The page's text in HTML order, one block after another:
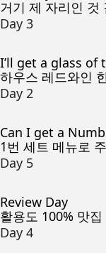
거기 제 자리인 것
Day 3
I’ll get a glass of
하우스 레드와인
Day 2
Can I get a
1번 세트 메뉴로
Day 5
Review Day
활용도 100% 맛
Day 4